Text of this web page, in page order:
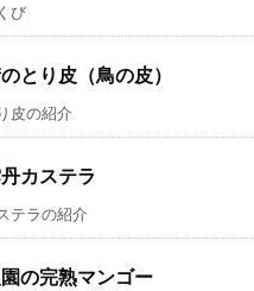
び
とり皮（鳥の皮）
皮の紹介
カステラ
テラの紹介
の完熟マンゴー